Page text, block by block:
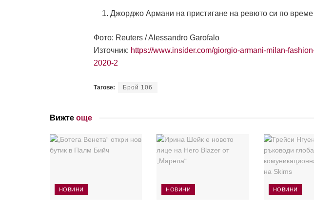
Джорджо Армани на пристигане на ревюто си по
Фото: Reuters / Alessandro Garofalo
Източник: https://www.insider.com/giorgio-armani-milan-
2020-2
Тагове: Брой 106
Вижте още
НОВИНИ НОВИНИ НОВИНИ